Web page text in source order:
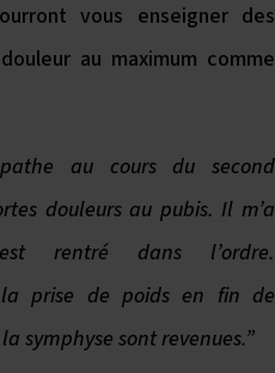
vous enseigner des
au maximum comme
au cours du second
douleurs au pubis. Il m’a
rentré dans l’ordre.
la prise de poids en fin de
symphyse sont revenues.”